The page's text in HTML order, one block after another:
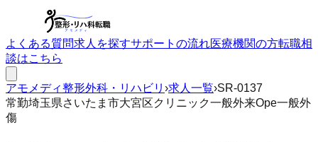
よくある質問求人を探すサポートの流れ医療機関の方転職相
談はこちら
アモメディ整形外科・リハビリ ›求人一覧›SR-0137
常勤埼玉県さいたま市大宮区クリニック一般外来Ope一般外
傷